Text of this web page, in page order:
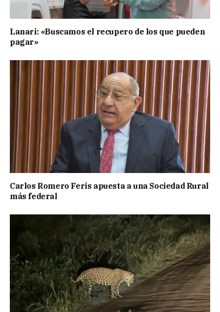
Lanari: «Buscamos el recupero de los que pueden
pagar»
Carlos Romero Feris apuesta a una Sociedad Rural
más federal